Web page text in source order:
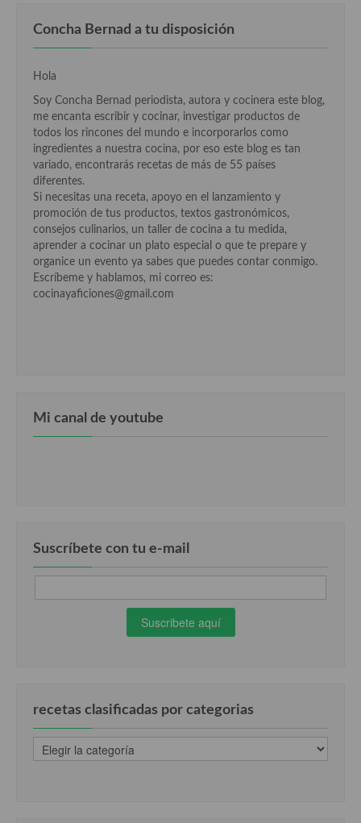
Cocina de Polonia
Cocina de Ucrania
Cocina Eslovena
Cocina Francesa
Cocina Griega
Cocina Holandesa
Cocina Hungara
Cocina Irlanda
Cocina portuguesa
Concha Bernad a tu disposición
Hola
Soy Concha Bernad periodista, autora y cocinera este blog,
me encanta escribir y cocinar, investigar productos de
todos los rincones del mundo e incorporarlos como
ingredientes a nuestra cocina, por eso este blog es tan
variado, encontrarás recetas de más de 55 países
diferentes.
Si necesitas una receta, apoyo en el lanzamiento y
promoción de tus productos, textos gastronómicos,
consejos culinarios, un taller de cocina a tu medida,
aprender a cocinar un plato especial o que te prepare y
organice un evento ya sabes que puedes contar conmigo.
Escríbeme y hablamos, mi correo es:
cocinayaficiones@gmail.com
Mi canal de youtube
Suscríbete con tu e-mail
recetas clasificadas por categorias
recetas
clasificadas